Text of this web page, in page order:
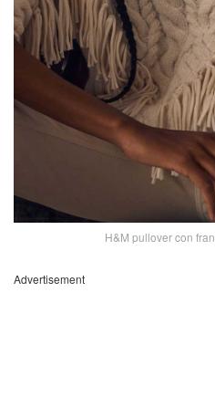
H&M pullover con
Advertisement